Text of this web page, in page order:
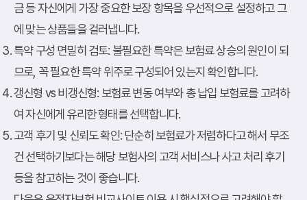
금 등 자신에게 가장 중요한 보장 항목을 우선적으로 설정하고 그
에 맞는 상품들을 걸러냅니다.
특약 구성 면밀히 검토: 불필요한 특약은 보험료 상승의 원인이 되
므로, 꼭 필요한 특약 위주로 구성되어 있는지 확인합니다.
갱신형 vs 비갱신형: 보험료 변동 여부와 총 납입 보험료를 고려하
여 자신에게 유리한 형태를 선택합니다.
고객 후기 및 신뢰도 확인: 단순히 보험료가 저렴하다고 해서 무조
건 선택하기보다는 해당 보험사의 고객 서비스나 사고 처리 후기
등을 참고하는 것이 좋습니다.